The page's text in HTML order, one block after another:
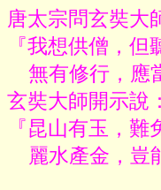
唐太宗問玄奘大
『我想供僧，但
玄奘大師開示說：
『昆山有玉，難
麗水產金，